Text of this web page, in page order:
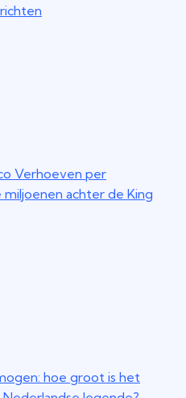
Verhoeven per
achter de King
hoe groot is het